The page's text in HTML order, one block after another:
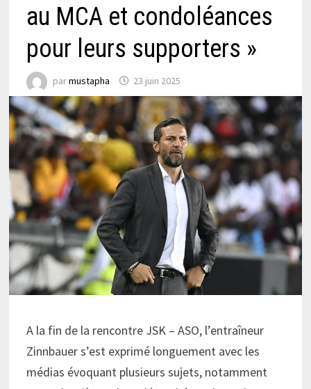
au MCA et condoléances
pour leurs supporters »
parmustapha 23 juin 2025
A la fin de la rencontre JSK – ASO, l’entraîneur
Zinnbauer s’est exprimé longuement avec les
médias évoquant plusieurs sujets, notamment